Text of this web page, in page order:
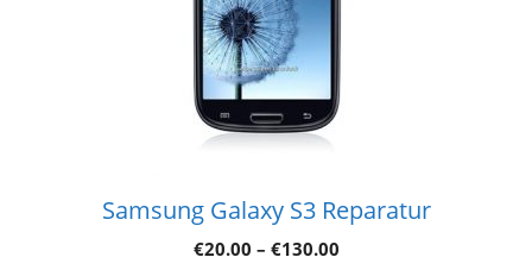
Samsung Galaxy S3 Reparatur
€20.00 – €130.00